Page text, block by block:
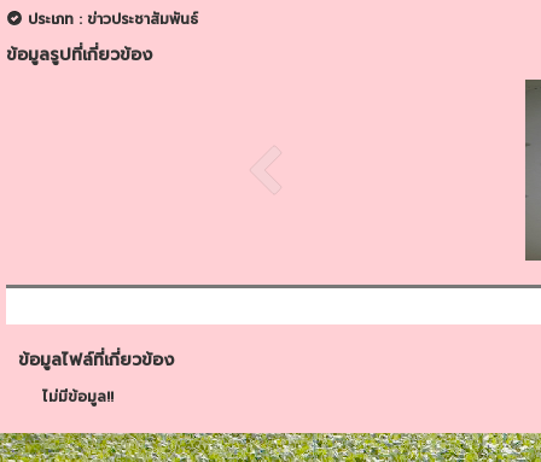
ประเภท : ข่าวประชาสัมพันธ์
ข้อมูลรูปที่เกี่ยวข้อง
ข้อมูลไฟล์ที่เกี่ยวข้อง
ไม่มีข้อมูล!!